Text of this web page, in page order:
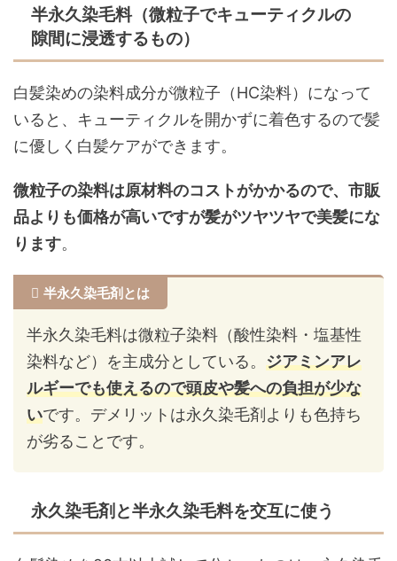
半永久染毛料（微粒子でキューティクルの
隙間に浸透するもの）
白髪染めの染料成分が微粒子（HC染料）になって
いると、キューティクルを開かずに着色するので髪
に優しく白髪ケアができます。
微粒子の染料は原材料のコストがかかるので、市販
品よりも価格が高いですが髪がツヤツヤで美髪にな
ります。
半永久染毛剤とは
半永久染毛料は微粒子染料（酸性染料・塩基性
染料など）を主成分としている。 ジアミンアレ
ルギーでも使えるので頭皮や髪への負担が少な
いです。デメリットは永久染毛剤よりも色持ち
が劣ることです。
永久染毛剤と半永久染毛料を交互に使う